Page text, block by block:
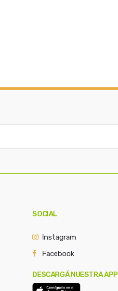
SOCIAL
Instagram
Facebook
DESCARGÁ NUESTRA APP